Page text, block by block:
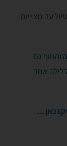
עד חצי יום
והחוף גם
אחד
כאן…